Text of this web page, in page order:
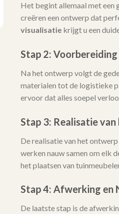
Het begint allemaal met een
creëren een ontwerp dat
visualisatiekrijgt u een
Stap 2: Voorbereiding
Na het ontwerp volgt de
materialen tot de logistieke
ervoor dat alles soepel
Stap 3: Realisatie
De realisatie van het
werken nauw samen om elk
het plaatsen van
Stap 4: Afwerking en
De laatste stap is de